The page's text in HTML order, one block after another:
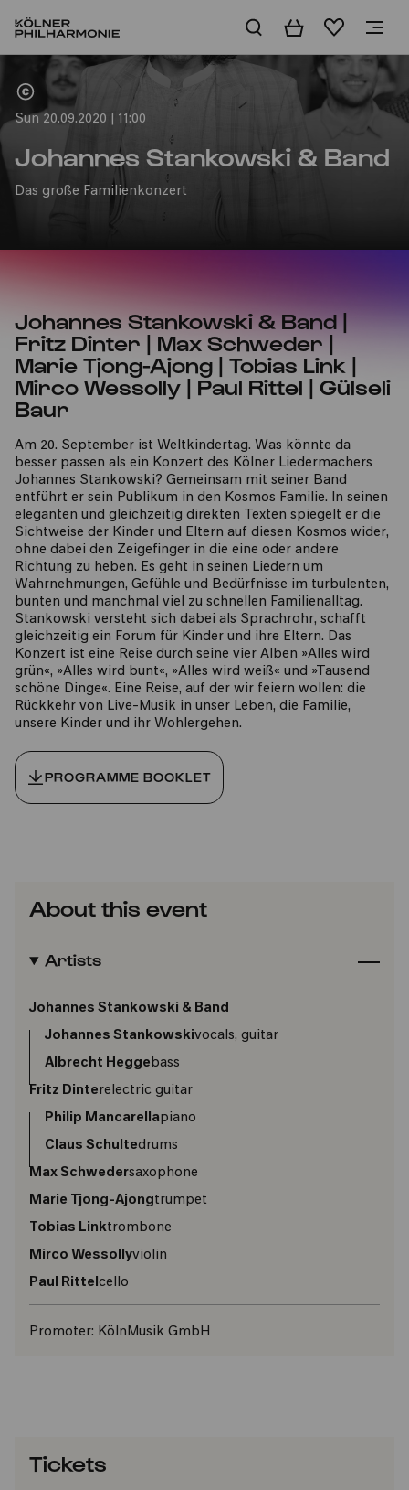
BasketWishlist
Home
Sun 20.09.2020 | 11:00
Johannes Stankowski & Band
Das große Familienkonzert
Johannes Stankowski & Band |
Fritz Dinter | Max Schweder |
Marie Tjong-Ajong | Tobias Link |
Mirco Wessolly | Paul Rittel | Gülseli
Baur
Am 20. September ist Weltkindertag. Was könnte da
besser passen als ein Konzert des Kölner Liedermachers
Johannes Stankowski? Gemeinsam mit seiner Band
entführt er sein Publikum in den Kosmos Familie. In seinen
eleganten und gleichzeitig direkten Texten spiegelt er die
Sichtweise der Kinder und Eltern auf diesen Kosmos wider,
ohne dabei den Zeigefinger in die eine oder andere
Richtung zu heben. Es geht in seinen Liedern um
Wahrnehmungen, Gefühle und Bedürfnisse im turbulenten,
bunten und manchmal viel zu schnellen Familienalltag.
Stankowski versteht sich dabei als Sprachrohr, schafft
gleichzeitig ein Forum für Kinder und ihre Eltern. Das
Konzert ist eine Reise durch seine vier Alben »Alles wird
grün«, »Alles wird bunt«, »Alles wird weiß« und »Tausend
schöne Dinge«. Eine Reise, auf der wir feiern wollen: die
Rückkehr von Live-Musik in unser Leben, die Familie,
unsere Kinder und ihr Wohlergehen.
PROGRAMME BOOKLET
About this event
Artists
Johannes Stankowski & Band
Johannes Stankowskivocals, guitar
Albrecht Heggebass
Fritz Dinterelectric guitar
Philip Mancarellapiano
Claus Schultedrums
Max Schwedersaxophone
Marie Tjong-Ajongtrumpet
Tobias Linktrombone
Mirco Wessollyviolin
Paul Rittelcello
Promoter: KölnMusik GmbH
Tickets